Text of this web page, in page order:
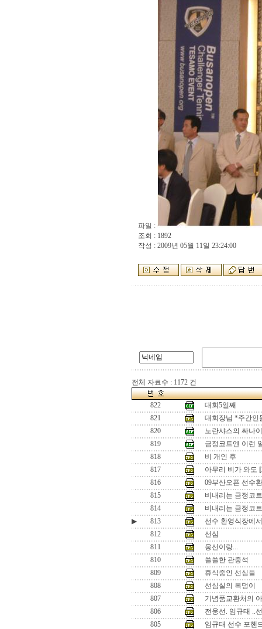
파일 :
조회 : 1892
작성 : 2009년 05월 11일 23:24:00
전체 자료수 : 1172 건
822
대회5일째
821
대회장님 *주간인
820
노란샤스의 싸나이
819
금정코트엔 이런
818
비 개인 후
817
아무리 비가 와도
816
09부산오픈 선수
815
비내리는 금정코트
814
비내리는 금정코
▶
813
선수 환영식장에서
812
선심
811
웅선이랑...
810
쓸쓸한 관중석
809
휴식중인 선심들
808
선심실의 복덩이
807
기념품교환처의
806
전웅선. 임규태 ..
805
임규태 선수 포핸